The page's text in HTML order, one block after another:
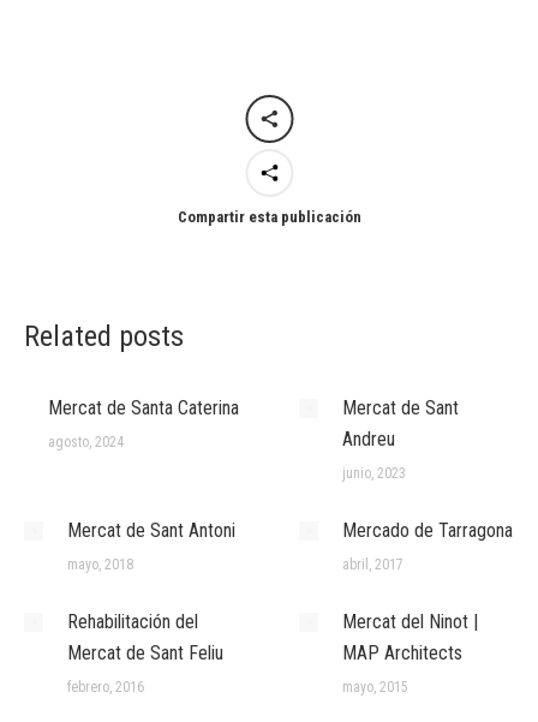
Compartir esta publicación
Related posts
Mercat de Santa Caterina
agosto, 2024
Mercat de Sant
Andreu
junio, 2023
Mercat de Sant Antoni
mayo, 2018
Mercado de Tarragona
abril, 2017
Rehabilitación del
Mercat de Sant Feliu
febrero, 2016
Mercat del Ninot |
MAP Architects
mayo, 2015